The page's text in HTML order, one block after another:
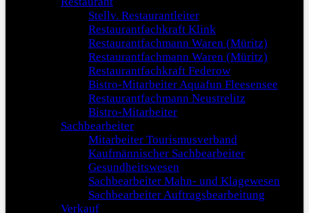
Stellv. Restaurantleiter
Restaurantfachkraft Klink
Restaurantfachmann Waren (Müritz)
Restaurantfachmann Waren (Müritz)
Restaurantfachkraft Federow
Bistro-Mitarbeiter Aquafun Fleesensee
Restaurantfachmann Neustrelitz
Bistro-Mitarbeiter
Sachbearbeiter
Mitarbeiter Tourismusverband
Kaufmännischer Sachbearbeiter
Gesundheitswesen
Sachbearbeiter Mahn- und Klagewesen
Sachbearbeiter Auftragsbearbeitung
Verkauf